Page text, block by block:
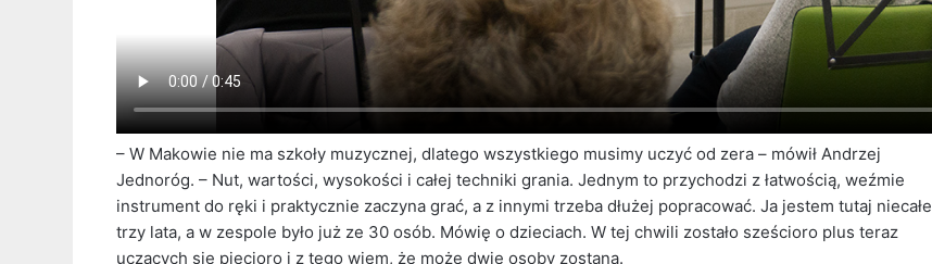
– W Makowie nie ma szkoły muzycznej, dlatego wszystkiego musimy uczyć od zera – mówił Andrzej
Jednoróg. – Nut, wartości, wysokości i całej techniki grania. Jednym to przychodzi z łatwością, weźmie
instrument do ręki i praktycznie zaczyna grać, a z innymi trzeba dłużej popracować. Ja jestem tutaj niecałe
trzy lata, a w zespole było już ze 30 osób. Mówię o dzieciach. W tej chwili zostało sześcioro plus teraz
uczących się pięcioro i z tego wiem, że może dwie osoby zostaną.